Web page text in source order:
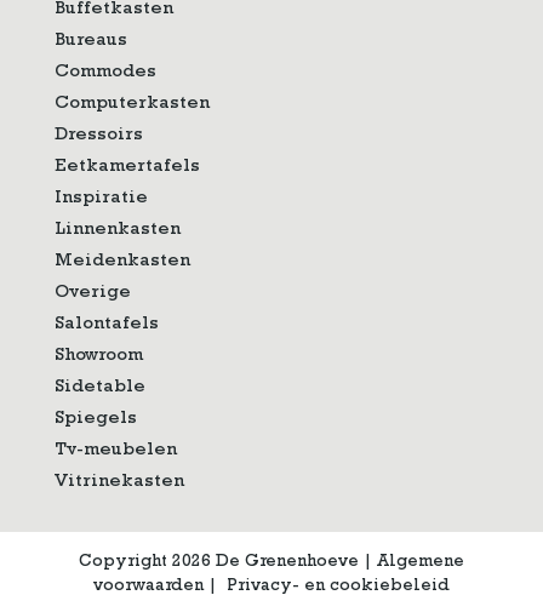
Buffetkasten
Bureaus
Commodes
Computerkasten
Dressoirs
Eetkamertafels
Inspiratie
Linnenkasten
Meidenkasten
Overige
Salontafels
Showroom
Sidetable
Spiegels
Tv-meubelen
Vitrinekasten
Copyright 2026 De Grenenhoeve
Algemene
voorwaarden| Privacy- en cookiebeleid